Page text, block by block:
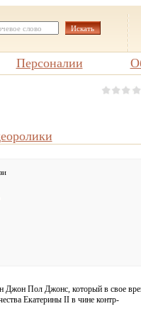
Персоналии
Джон Пол Джонс, который в свое
Екатерины II в чине контр-